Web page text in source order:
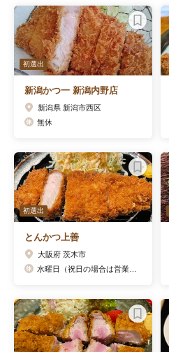
初選出
新潟かつ一 新潟内野店
新潟県 新潟市西区
無休
初選出
とんかつ上善
大阪府 茨木市